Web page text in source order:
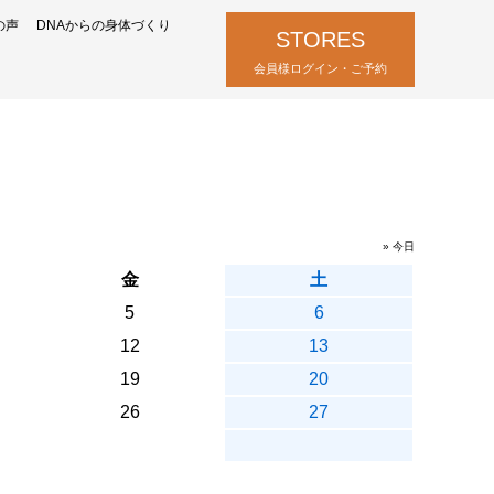
声 DNAからの身体づくり
STORES
会員様ログイン・ご予約
» 今日
金
土
5
6
12
13
19
20
26
27